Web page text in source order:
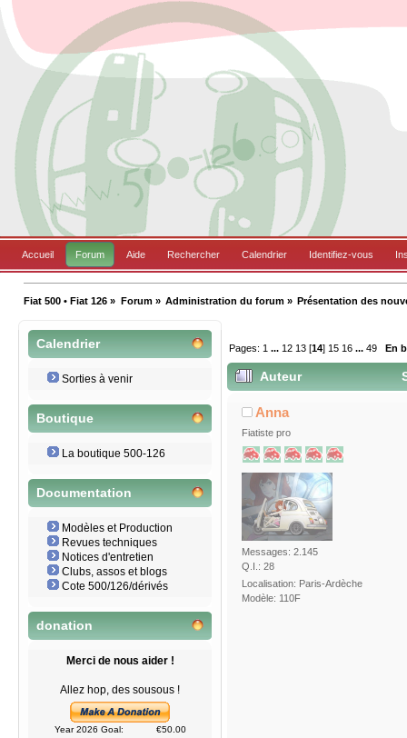
Accueil Forum Aide Rechercher Calendrier Identifiez-vous
Fiat 500 • Fiat 126 » Forum» Administration du forum» Présentation des
Calendrier
Sorties à venir
Boutique
La boutique 500-126
Documentation
Modèles et Production
Revues techniques
Notices d'entretien
Clubs, assos et blogs
Cote 500/126/dérivés
donation
Merci de nous aider !
Allez hop, des sousous !
Year 2026 Goal:
€50.00
Pages: 1 ... 12 13 [14] 15 16 ...49 En
Auteur
Anna
Fiatiste pro
Messages: 2.145
Q.I.: 28
Localisation: Paris-Ardèche
Modèle: 110F